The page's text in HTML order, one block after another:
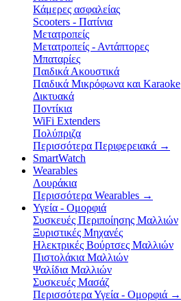
Κάμερες ασφαλείας
Scooters - Πατίνια
Μετατροπείς
Μετατροπείς - Αντάπτορες
Μπαταρίες
Παιδικά Ακουστικά
Παιδικά Μικρόφωνα και Karaoke
Δικτυακά
Ποντίκια
WiFi Extenders
Πολύπριζα
Περισσότερα Περιφερειακά →
SmartWatch
Wearables
Λουράκια
Περισσότερα Wearables →
Υγεία - Ομορφιά
Συσκευές Περιποίησης Μαλλιών
Ξυριστικές Μηχανές
Ηλεκτρικές Βούρτσες Μαλλιών
Πιστολάκια Μαλλιών
Ψαλίδια Μαλλιών
Συσκευές Μασάζ
Περισσότερα Υγεία - Ομορφιά →